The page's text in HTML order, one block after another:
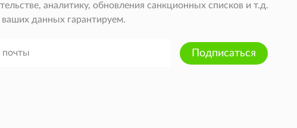
аналитику, обновления санкционных списков и т.д.
данных гарантируем.
Подписаться